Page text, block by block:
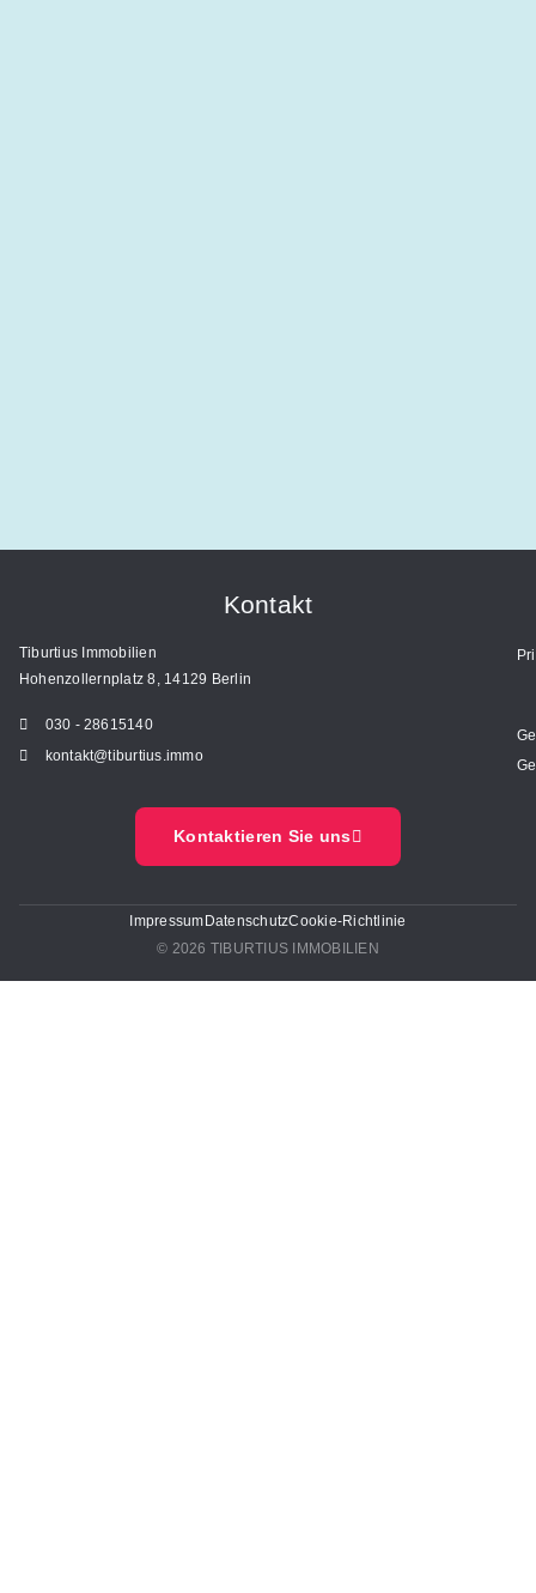
Kontakt
Tiburtius Immobilien
Hohenzollernplatz 8, 14129 Berlin
030 - 28615140
kontakt@tiburtius.immo
Kontaktieren Sie uns
ImpressumDatenschutzCookie-Richtlinie
© 2026 TIBURTIUS IMMOBILIEN